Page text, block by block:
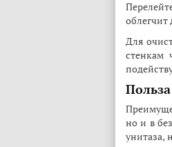
Для
стенкам
но и в
унитаза,